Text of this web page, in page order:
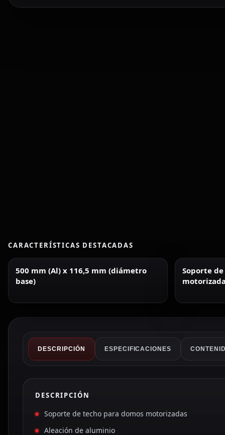
CARACTERÍSTICAS DESTACADAS
500 mm (Al) x 116,5 mm (diámetro
base)
Soporte
DESCRIPCIÓN ESPECIFICACIONES
DESCRIPCIÓN
Soporte de techo para domos motorizadas
Aleación de aluminio